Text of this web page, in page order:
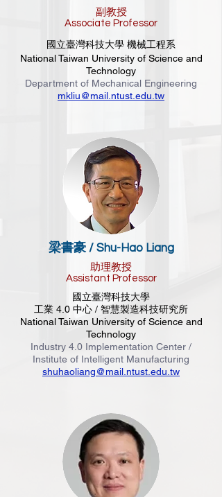
副教授
Associate Professor
國立臺灣科技大學 機械工程系
National Taiwan University of Science and
Technology
Department of Mechanical Engineering
mkliu@mail.ntust.edu.tw
梁書豪 / Shu-Hao Liang
助理教授
Assistant Professor
國立臺灣科技大學
工業 4.0 中心 / 智慧製造科技研究所
National Taiwan University of Science and
Technology
Industry 4.0 Implementation Center /
Institute of Intelligent Manufacturing
shuhaoliang@mail.ntust.edu.tw